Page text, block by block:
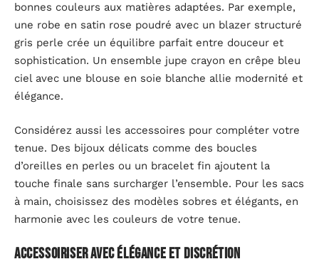
bonnes couleurs aux matières adaptées. Par exemple,
une robe en satin rose poudré avec un blazer structuré
gris perle crée un équilibre parfait entre douceur et
sophistication. Un ensemble jupe crayon en crêpe bleu
ciel avec une blouse en soie blanche allie modernité et
élégance.
Considérez aussi les accessoires pour compléter votre
tenue. Des bijoux délicats comme des boucles
d’oreilles en perles ou un bracelet fin ajoutent la
touche finale sans surcharger l’ensemble. Pour les sacs
à main, choisissez des modèles sobres et élégants, en
harmonie avec les couleurs de votre tenue.
Accessoiriser avec élégance et discrétion